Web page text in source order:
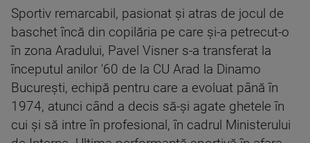
Sportiv remarcabil, pasionat şi atras de jocul de
baschet încă din copilăria pe care şi-a petrecut-o
în zona Aradului, Pavel Visner s-a transferat la
începutul anilor '60 de la CU Arad la Dinamo
Bucureşti, echipă pentru care a evoluat până în
1974, atunci când a decis să-şi agate ghetele în
cui şi să intre în profesional, în cadrul Ministerului